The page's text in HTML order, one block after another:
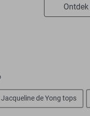
Jacqueline de Yong tops